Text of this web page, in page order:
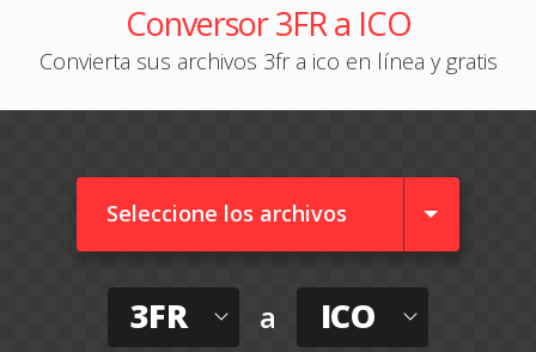
Conversor 3FR a ICO
Convierta sus archivos 3fr a ico en línea y gratis
Seleccione los archivos
3FR a ICO